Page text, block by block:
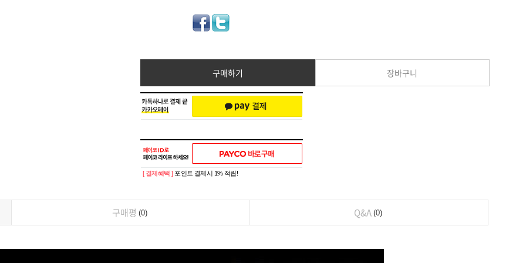
구매하기 장바구니
[ 결제혜택 ] 포인트 결제시 1% 적립!
구매평 0 Q&A 0